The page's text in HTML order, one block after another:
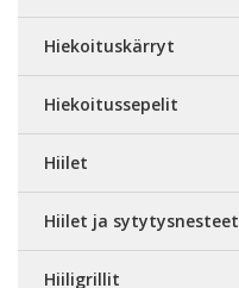
Hiekoituskärryt
Hiekoitussepelit
Hiilet
Hiilet ja sytytysnesteet
Hiiligrillit